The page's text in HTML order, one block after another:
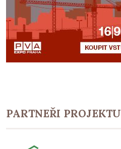
PARTNEŘI PROJEKTU